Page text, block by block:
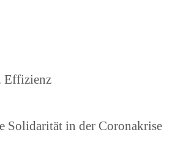
Effizienz
Solidarität in der Coronakrise